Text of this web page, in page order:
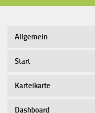
Allgemein
Start
Karteikarte
Dashboard